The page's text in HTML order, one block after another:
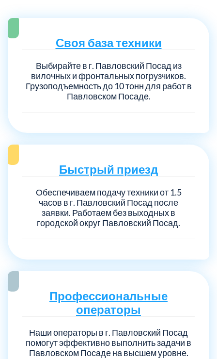
Своя база техники
Выбирайте в г. Павловский Посад из
вилочных и фронтальных погрузчиков.
Грузоподъемность до 10 тонн для работ в
Павловском Посаде.
Быстрый приезд
Обеспечиваем подачу техники от 1.5
часов в г. Павловский Посад после
заявки. Работаем без выходных в
городской округ Павловский Посад.
Профессиональные
операторы
Наши операторы в г. Павловский Посад
помогут эффективно выполнить задачи в
Павловском Посаде на высшем уровне.